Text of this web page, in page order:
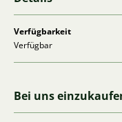
Verfügbarkeit
Verfügbar
Bei uns